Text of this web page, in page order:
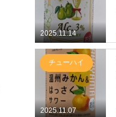
2025.11.14
2025.11.07
チューハイ